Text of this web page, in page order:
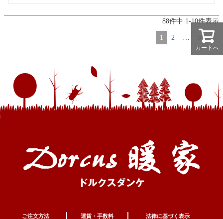
88件中 1-10件表示
1 2 …
ご注文方法 運賃・手数料 法律に基づく表示
カートへ